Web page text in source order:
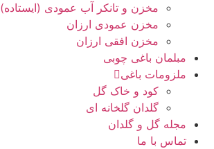
مخزن و تانکر آب عمودی (ایستاده)
مخزن عمودی ارزان
مخزن افقی ارزان
مبلمان باغی چوبی
ملزومات باغی
کود و خاک گل
گلدان گلخانه ای
مجله گل و گلدان
تماس با ما